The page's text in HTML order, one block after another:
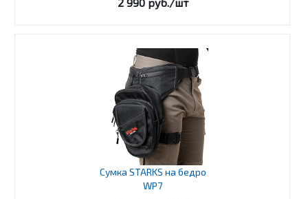
Сумка STARKS на бедро
WP7